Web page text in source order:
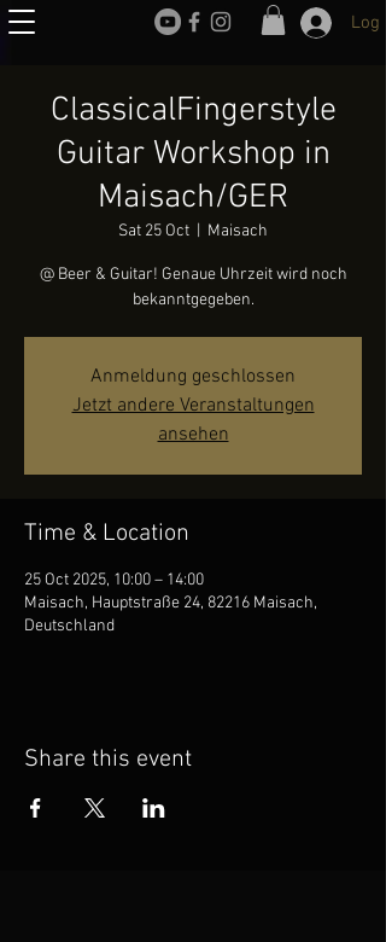
Log
ClassicalFingerstyle
Guitar Workshop in
Maisach/GER
Sat 25 Oct Maisach
@ Beer & Guitar! Genaue Uhrzeit wird noch
bekanntgegeben.
Anmeldung geschlossen
Jetzt andere Veranstaltungen
ansehen
Time & Location
25 Oct 2025, 10:00 – 14:00
Maisach, Hauptstraße 24, 82216 Maisach,
Deutschland
Share this event